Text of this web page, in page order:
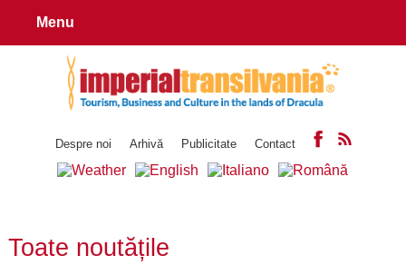
Despre noi Arhivă Publicitate Contact
Menu
Toate noutățile